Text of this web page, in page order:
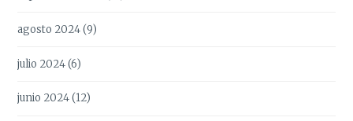
agosto 2024(9)
julio 2024(6)
junio 2024(12)